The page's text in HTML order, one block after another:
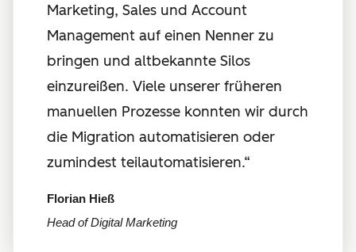
Marketing, Sales und Account
Management auf einen Nenner zu
bringen und altbekannte Silos
einzureißen. Viele unserer früheren
manuellen Prozesse konnten wir durch
die Migration automatisieren oder
zumindest teilautomatisieren.“
Florian Hieß
Head of Digital Marketing